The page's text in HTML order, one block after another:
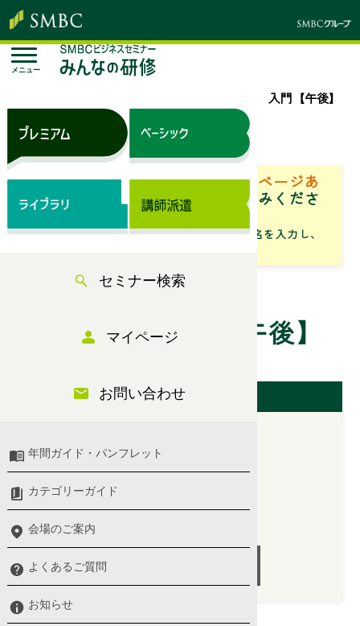
メニュー
セミナー検索
マイページ
お問い合わせ
年間ガイド・パンフレット
カテゴリーガイド
会場のご案内
よくあるご質問
お知らせ
電話応対 入門【午後】
来場セミナー
ベーシック（サブスク）専用ページあ
り 「専用ページ」からお申込みくださ
い。
「フリーワード」にセミナータイトル名を入力し、
電話応対 入門【午後】
開催日（東京会場）
2025/11/17(月)